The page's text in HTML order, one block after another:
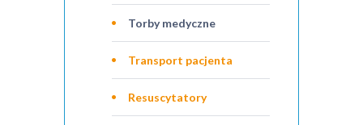
Torby medyczne
Transport pacjenta
Resuscytatory